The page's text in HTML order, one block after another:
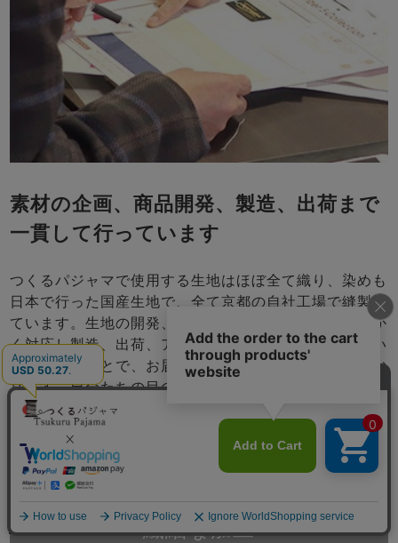
メニュー
素材の企画、商品開発、製造、出荷まで
一貫して行っています
つくるパジャマで使用する生地はほぼ全て織り、染めも
日本で行った国産生地で、全て京都の自社工場で縫製し
ています。生地の開発、お客さまのご要望にきめこまか
く対応し製造、出荷、アフターサービスまで一貫で行い
責任をもつことで、お届けする商品には自信をもってお
ります。自分たちの目の届くところで商品を作り、品質
管理をし、改善を続けて参ります。
海外製と違う、濁りのない発色と
繊細な加工